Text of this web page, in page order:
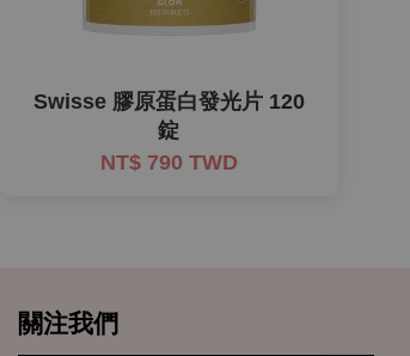
Swisse 膠原蛋白發光片 120
錠
NT$ 790 TWD
關注我們